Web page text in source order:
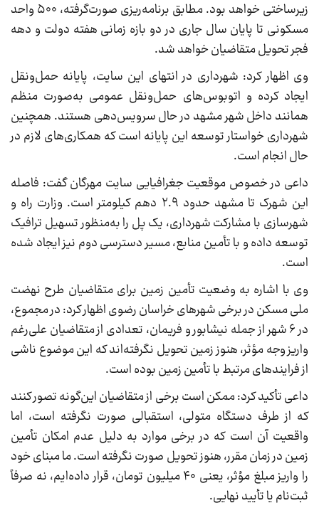
زیرساختی خواهد بود. مطابق برنامه‌ریزی صورت‌گرفته، ۵۰۰ واحد
مسکونی تا پایان سال جاری در دو بازه زمانی هفته دولت و دهه
فجر تحویل متقاضیان خواهد شد.
وی اظهار کرد: شهرداری در انتهای این سایت، پایانه حمل‌ونقل
ایجاد کرده و اتوبوس‌های حمل‌ونقل عمومی به‌صورت منظم
همانند داخل شهر مشهد در حال سرویس‌دهی هستند. همچنین
شهرداری خواستار توسعه این پایانه است که همکاری‌های لازم در
حال انجام است.
داعی در خصوص موقعیت جغرافیایی سایت مهرگان گفت: فاصله
این شهرک تا مشهد حدود ۲.۹ دهم کیلومتر است. وزارت راه و
شهرسازی با مشارکت شهرداری، یک پل را به‌منظور تسهیل ترافیک
توسعه داده و با تأمین منابع، مسیر دسترسی دوم نیز ایجاد شده
است.
وی با اشاره به وضعیت تأمین زمین برای متقاضیان طرح نهضت
ملی مسکن در برخی شهرهای خراسان رضوی اظهار کرد: در مجموع،
در ۶ شهر از جمله نیشابور و فریمان، تعدادی از متقاضیان علی‌رغم
واریز وجه مؤثر، هنوز زمین تحویل نگرفته‌اند که این موضوع ناشی
از فرایندهای مرتبط با تأمین زمین بوده است.
داعی تأکید کرد: ممکن است برخی از متقاضیان این‌گونه تصور کنند
که از طرف دستگاه متولی، استقبالی صورت نگرفته است، اما
واقعیت آن است که در برخی موارد به دلیل عدم امکان تأمین
زمین در زمان مقرر، هنوز تحویل صورت نگرفته است. ما مبنای خود
را واریز مبلغ مؤثر، یعنی ۴۰ میلیون تومان، قرار داده‌ایم، نه صرفاً
ثبت‌نام یا تأیید نهایی.